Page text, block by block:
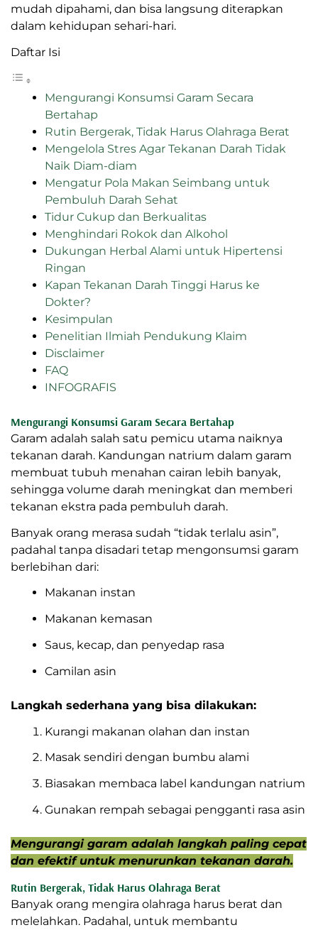
mudah dipahami, dan bisa langsung diterapkan
dalam kehidupan sehari-hari.
Daftar Isi
Mengurangi Konsumsi Garam Secara
Bertahap
Rutin Bergerak, Tidak Harus Olahraga Berat
Mengelola Stres Agar Tekanan Darah Tidak
Naik Diam-diam
Mengatur Pola Makan Seimbang untuk
Pembuluh Darah Sehat
Tidur Cukup dan Berkualitas
Menghindari Rokok dan Alkohol
Dukungan Herbal Alami untuk Hipertensi
Ringan
Kapan Tekanan Darah Tinggi Harus ke
Dokter?
Kesimpulan
Penelitian Ilmiah Pendukung Klaim
Disclaimer
FAQ
INFOGRAFIS
Mengurangi Konsumsi Garam Secara Bertahap
Garam adalah salah satu pemicu utama naiknya
tekanan darah. Kandungan natrium dalam garam
membuat tubuh menahan cairan lebih banyak,
sehingga volume darah meningkat dan memberi
tekanan ekstra pada pembuluh darah.
Banyak orang merasa sudah “tidak terlalu asin”,
padahal tanpa disadari tetap mengonsumsi garam
berlebihan dari:
Makanan instan
Makanan kemasan
Saus, kecap, dan penyedap rasa
Camilan asin
Langkah sederhana yang bisa dilakukan:
Kurangi makanan olahan dan instan
Masak sendiri dengan bumbu alami
Biasakan membaca label kandungan natrium
Gunakan rempah sebagai pengganti rasa asin
Mengurangi garam adalah langkah paling cepat
dan efektif untuk menurunkan tekanan darah.
Rutin Bergerak, Tidak Harus Olahraga Berat
Banyak orang mengira olahraga harus berat dan
melelahkan. Padahal, untuk membantu